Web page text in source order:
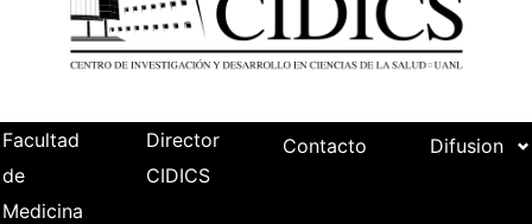
Facultad
de
Medicina
Director
CIDICS
Contacto Difusion